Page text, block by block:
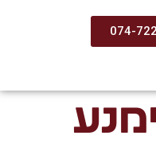
074-